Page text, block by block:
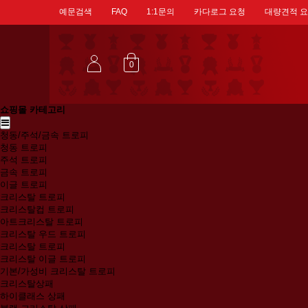
예문검색 FAQ 1:1문의 카다로그 요청 대량견적
0
쇼핑몰 카테고리
청동/주석/금속 트로피
청동 트로피
주석 트로피
금속 트로피
이글 트로피
크리스탈 트로피
크리스탈컵 트로피
아트크리스탈 트로피
크리스탈 우드 트로피
크리스탈 트로피
크리스탈 이글 트로피
기본/가성비 크리스탈 트로피
크리스탈상패
하이클래스 상패